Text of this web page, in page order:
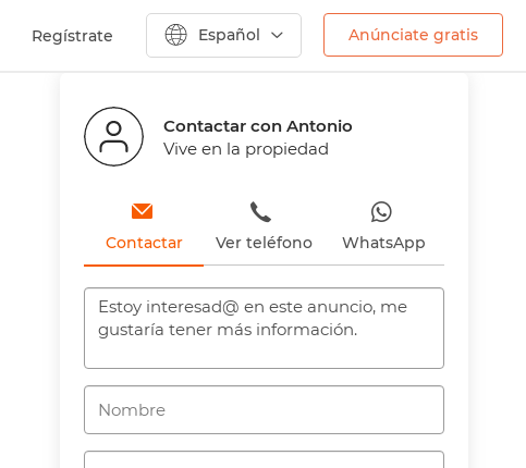
Regístrate Español Anúnciate gratis
Anterior
Contactar con Antonio
Vive en la propiedad
Contactar Ver teléfono WhatsApp